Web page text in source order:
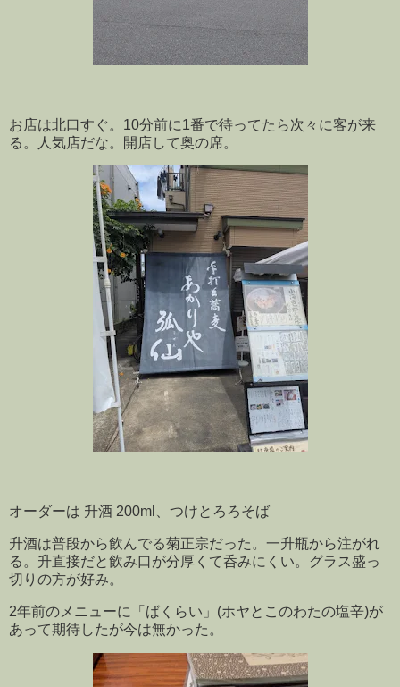
お店は北口すぐ。10分前に1番で待ってたら次々に客が来
る。人気店だな。開店して奥の席。
オーダーは 升酒 200ml、つけとろろそば
升酒は普段から飲んでる菊正宗だった。一升瓶から注がれ
る。升直接だと飲み口が分厚くて呑みにくい。グラス盛っ
切りの方が好み。
2年前のメニューに「ばくらい」(ホヤとこのわたの塩辛)が
あって期待したが今は無かった。